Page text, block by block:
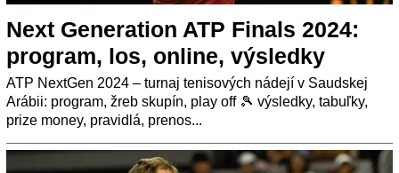
Next Generation ATP Finals 2024:
program, los, online, výsledky
ATP NextGen 2024 – turnaj tenisových nádejí v Saudskej
Arábii: program, žreb skupín, play off 🎾 výsledky, tabuľky,
prize money, pravidlá, prenos...